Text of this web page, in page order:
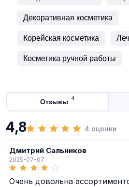
Декоративная косметика
Корейская косметика
Косметика ручной работы
Отзывы 4
4,8 4 оценки
Дмитрий Сальников
2025-07-07
Очень довольна